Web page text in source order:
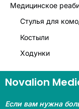
Медицинское
Стулья для
Костыли
Ходунки
Novalion
Если вам нужна